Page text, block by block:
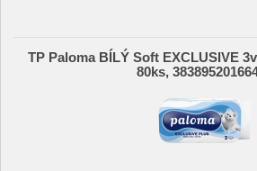
TP Paloma BÍLÝ Soft EXCLUSIVE
80ks,